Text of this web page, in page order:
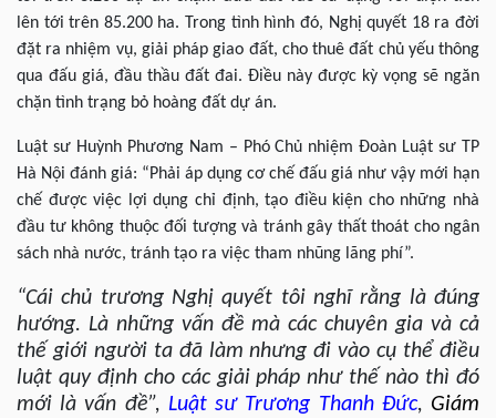
lên tới trên 85.200 ha. Trong tình hình đó, Nghị quyết 18 ra đời
đặt ra nhiệm vụ, giải pháp giao đất, cho thuê đất chủ yếu thông
qua đấu giá, đầu thầu đất đai. Điều này được kỳ vọng sẽ ngăn
chặn tình trạng bỏ hoàng đất dự án.
Luật sư Huỳnh Phương Nam – Phó Chủ nhiệm Đoàn Luật sư TP
Hà Nội đánh giá: “Phải áp dụng cơ chế đấu giá như vậy mới hạn
chế được việc lợi dụng chỉ định, tạo điều kiện cho những nhà
đầu tư không thuộc đối tượng và tránh gây thất thoát cho ngân
sách nhà nước, tránh tạo ra việc tham nhũng lãng phí”.
“Cái chủ trương Nghị quyết tôi nghĩ rằng là đúng
hướng. Là những vấn đề mà các chuyên gia và cả
thế giới người ta đã làm nhưng đi vào cụ thể điều
luật quy định cho các giải pháp như thế nào thì đó
mới là vấn đề”, Luật sư Trương Thanh Đức, Giám